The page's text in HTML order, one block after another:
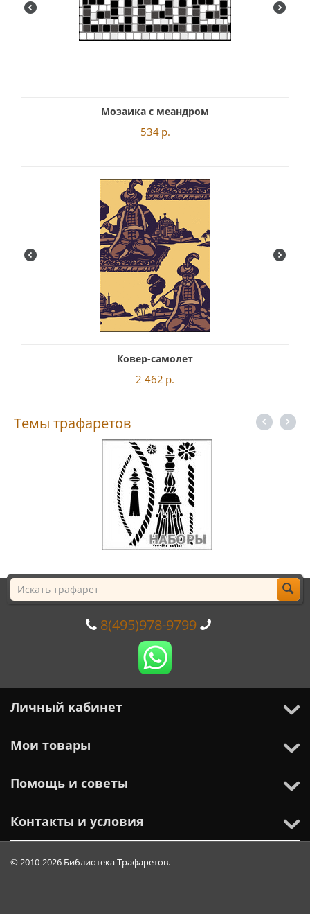
Мозаика с меандром
534 р.
Ковер-самолет
2 462 р.
Темы трафаретов
8(495)978-9799
Личный кабинет
Мои товары
Помощь и советы
Контакты и условия
© 2010-2026 Библиотека Трафаретов.